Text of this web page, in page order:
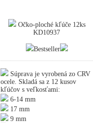
Očko-ploché kľúče 12ks
KD10937
Bestseller
Súprava je vyrobená zo CRV
ocele. Skladá sa z 12 kusov
kľúčov s veľkosťami:
6-14 mm
17 mm
9 mm